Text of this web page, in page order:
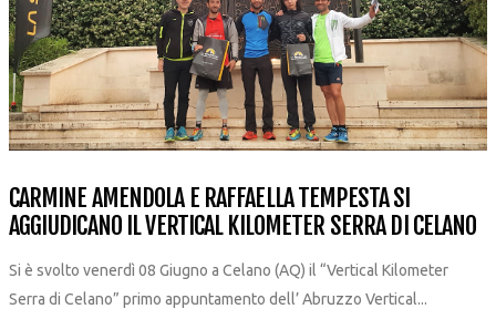
CARMINE AMENDOLA E RAFFAELLA TEMPESTA SI
AGGIUDICANO IL VERTICAL KILOMETER SERRA DI CELANO
Si è svolto venerdì 08 Giugno a Celano (AQ) il “Vertical Kilometer
Serra di Celano” primo appuntamento dell’ Abruzzo Vertical...